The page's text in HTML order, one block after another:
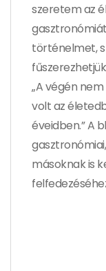
szeretem az
történelmet,
„A végén
volt az
éveidben.” A
másoknak is